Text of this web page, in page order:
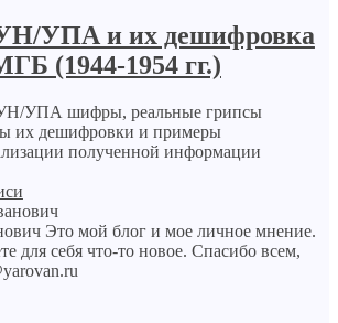
УПА и их дешифровка
(1944-1954 гг.)
УПА шифры, реальные грипсы
их дешифровки и примеры
полученной информации
Это мой блог и мое личное мнение.
для себя что-то новое. Спасибо всем,